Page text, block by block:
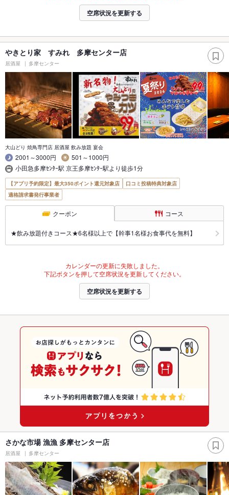
空席状況を更新する
やきとり家 すみれ 多摩センター店
居酒屋 多摩センター
大山どり 焼鳥専門店 居酒屋 飲み放題 宴会
2001～3000円
501～1000円
小田急多摩ｾﾝﾀｰ駅 京王多摩ｾﾝﾀｰ駅より徒歩1分
【アプリ予約限定】最大350ポイント還元対象店
口コミ投稿特典対象店
適格請求書発行事業者
クーポン コース
★飲み放題付きコース★6名様以上で【幹事1名様お食事代を無料】
カレンダーの更新に失敗しました。
下記ボタンを押して空席状況を更新してください。
空席状況を更新する
さかな市場 漁漁 多摩センター店
居酒屋 多摩センター